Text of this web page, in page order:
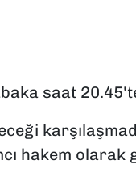
saat
hakem olarak